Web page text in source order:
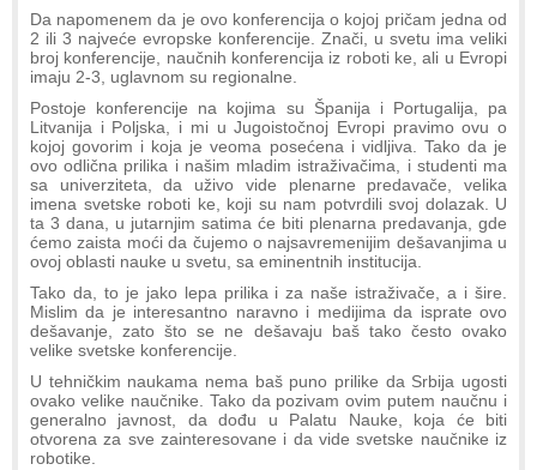
Da napomenem da je ovo konferencija o kojoj pričam jedna od
2 ili 3 najveće evropske konferencije. Znači, u svetu ima veliki
broj konferencije, naučnih konferencija iz roboti ke, ali u Evropi
imaju 2-3, uglavnom su regionalne.
Postoje konferencije na kojima su Španija i Portugalija, pa
Litvanija i Poljska, i mi u Jugoistočnoj Evropi pravimo ovu o
kojoj govorim i koja je veoma posećena i vidljiva. Tako da je
ovo odlična prilika i našim mladim istraživačima, i studenti ma
sa univerziteta, da uživo vide plenarne predavače, velika
imena svetske roboti ke, koji su nam potvrdili svoj dolazak. U
ta 3 dana, u jutarnjim satima će biti plenarna predavanja, gde
ćemo zaista moći da čujemo o najsavremenijim dešavanjima u
ovoj oblasti nauke u svetu, sa eminentnih institucija.
Tako da, to je jako lepa prilika i za naše istraživače, a i šire.
Mislim da je interesantno naravno i medijima da isprate ovo
dešavanje, zato što se ne dešavaju baš tako često ovako
velike svetske konferencije.
U tehničkim naukama nema baš puno prilike da Srbija ugosti
ovako velike naučnike. Tako da pozivam ovim putem naučnu i
generalno javnost, da dođu u Palatu Nauke, koja će biti
otvorena za sve zainteresovane i da vide svetske naučnike iz
robotike.